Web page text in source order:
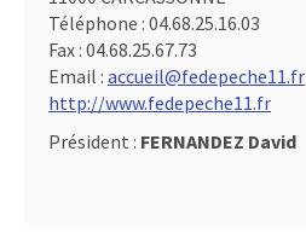
Téléphone : 04.68.25.16.03
Fax : 04.68.25.67.73
Email : accueil@fedepeche11.fr
http://www.fedepeche11.fr
Président : FERNANDEZ David